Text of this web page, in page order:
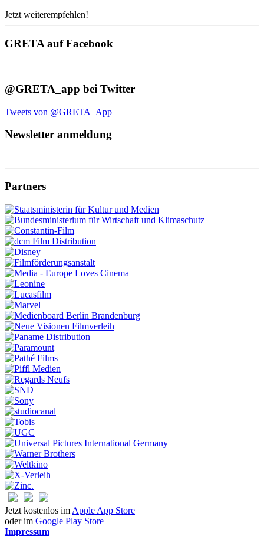
Jetzt weiterempfehlen!
GRETA auf Facebook
@GRETA_app bei Twitter
Tweets von @GRETA_App
Newsletter anmeldung
Partners
Jetzt kostenlos im Apple App Store
oder im Google Play Store
Impressum